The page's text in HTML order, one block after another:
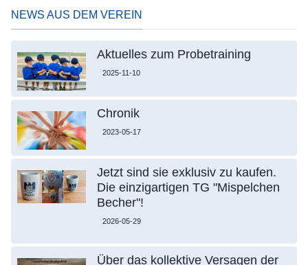
NEWS AUS DEM VEREIN
Aktuelles zum Probetraining
2025-11-10
Chronik
2023-05-17
Jetzt sind sie exklusiv zu kaufen.
Die einzigartigen TG "Mispelchen
Becher"!
2026-05-29
Über das kollektive Versagen der